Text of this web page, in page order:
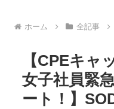
ホーム 全記事
【CPEキャ
女子社員緊
ート！】